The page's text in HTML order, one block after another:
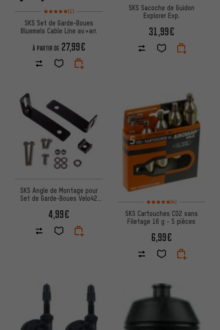
Note moyenne : 5 sur 5 d'après 1 avis
(1)
SKS Set de Garde-Boues
Bluemels Cable Line av.+arr.
À PARTIR DE 27,99€
SKS Sacoche de Guidon
Explorer Exp.
31,99€
SKS Angle de Montage pour
Set de Garde-Boues Velo42
4,99€
Note moyenne : 5 sur 5
(4)
SKS Cartouches CO2 sans
Filetage 16 g - 5 pièces
6,99€